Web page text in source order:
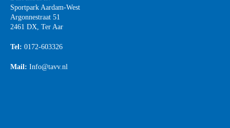
Sportpark Aardam-West
Argonnestraat 51
2461 DX, Ter Aar
Tel: 0172-603326
Mail: Info@tavv.nl